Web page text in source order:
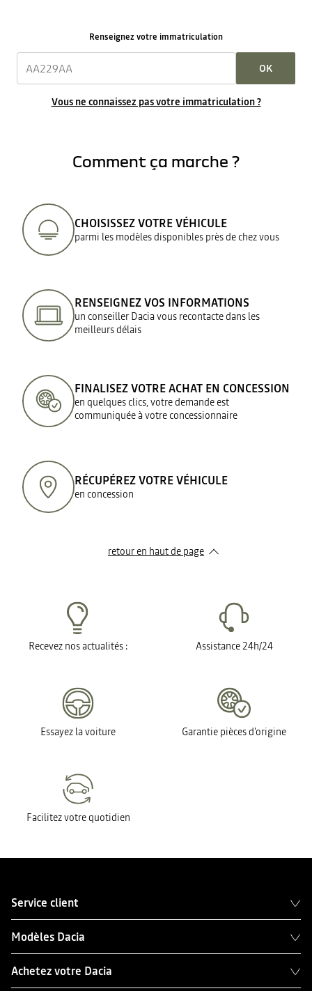
Renseignez votre immatriculation
OK
Vous ne connaissez pas votre immatriculation ?
Comment ça marche ?
CHOISISSEZ VOTRE VÉHICULE
parmi les modèles disponibles près de chez vous
RENSEIGNEZ VOS INFORMATIONS
un conseiller Dacia vous recontacte dans les
meilleurs délais
FINALISEZ VOTRE ACHAT EN CONCESSION
en quelques clics, votre demande est
communiquée à votre concessionnaire
RÉCUPÉREZ VOTRE VÉHICULE
en concession
retour en haut de page​
Recevez nos actualités : Assistance 24h/24
Essayez la voiture Garantie pièces d'origine
Facilitez votre quotidien
Service client
Modèles Dacia
Achetez votre Dacia